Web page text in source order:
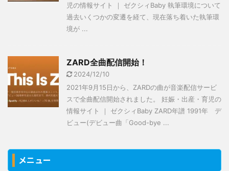
児の情報サイト ｜ ゼクシィBaby 執筆環境について
過去いくつかの変遷を経て、現在落ち着いた執筆環
境が ...
ZARD全曲配信開始！
2024/12/10
2021年9月15日から、ZARDの曲が音楽配信サービ
スで全曲配信開始されました。 妊娠・出産・育児の
情報サイト ｜ ゼクシィBaby ZARD年譜 1991年 デ
ビュー(デビュー曲「Good-bye ...
メニュー